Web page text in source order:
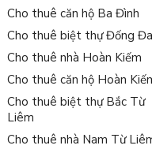
Cho thuê căn hộ Ba Đình
Cho thuê biệt thự Đống Đa
Cho thuê nhà Hoàn Kiếm
Cho thuê căn hộ Hoàn
Cho thuê biệt thự Bắc Từ
Liêm
Cho thuê nhà Nam Từ